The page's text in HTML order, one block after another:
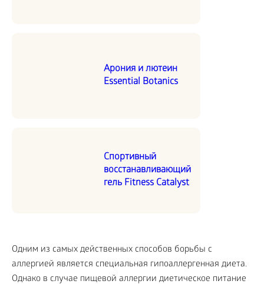
Арония и лютеин
Essential Botanics
Спортивный
восстанавливающий
гель Fitness Catalyst
Одним из самых действенных способов борьбы с
аллергией является специальная гипоаллергенная диета.
Однако в случае пищевой аллергии диетическое питание